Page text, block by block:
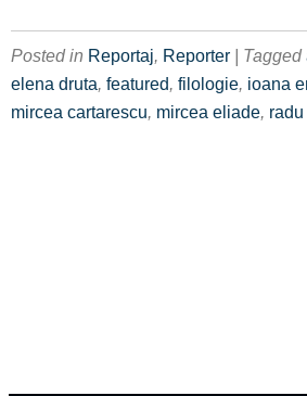
Posted in Reportaj, Reporter | Tagged
elena druta, featured, filologie, ioana
mircea cartarescu, mircea eliade,